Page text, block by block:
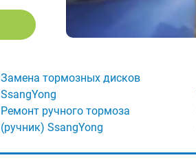
Замена тормозных дисков
SsangYong
Ремонт ручного тормоза
(ручник) SsangYong